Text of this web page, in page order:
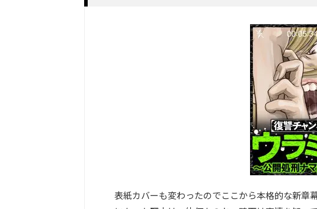
表紙カバーも変わったのでここから本格的な新章